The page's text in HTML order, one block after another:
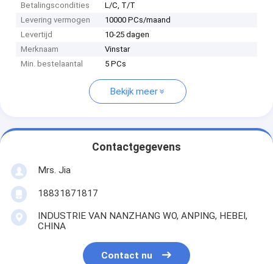
Betalingscondities
L/C, T/T
Levering vermogen
10000 PCs/maand
Levertijd
10-25 dagen
Merknaam
Vinstar
Min. bestelaantal
5 PCs
Bekijk meer
Contactgegevens
Mrs. Jia
18831871817
INDUSTRIE VAN NANZHANG WO, ANPING, HEBEI,
CHINA
Contact nu